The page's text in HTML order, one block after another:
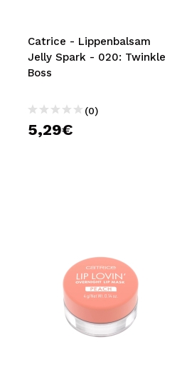
Catrice - Lippenbalsam
Jelly Spark - 020: Twinkle
Boss
(0)
5,29€